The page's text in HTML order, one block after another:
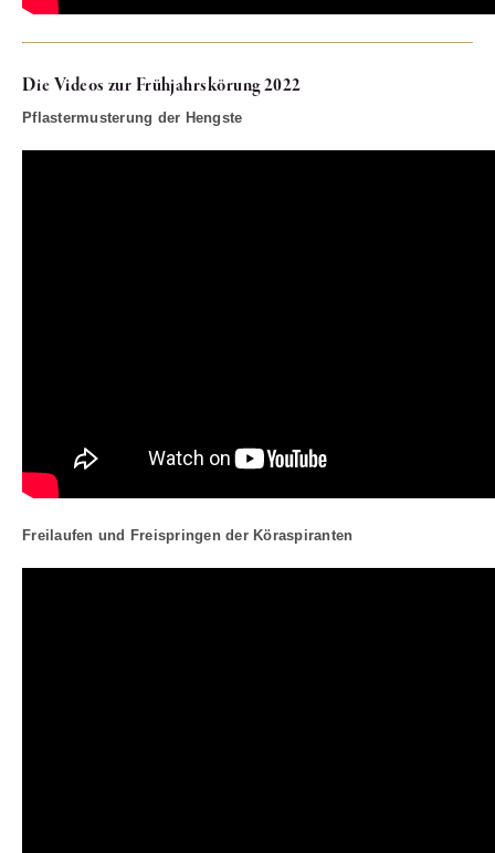
Die Videos zur Frühjahrskörung 2022
Pflastermusterung der Hengste
Freilaufen und Freispringen der Köraspiranten